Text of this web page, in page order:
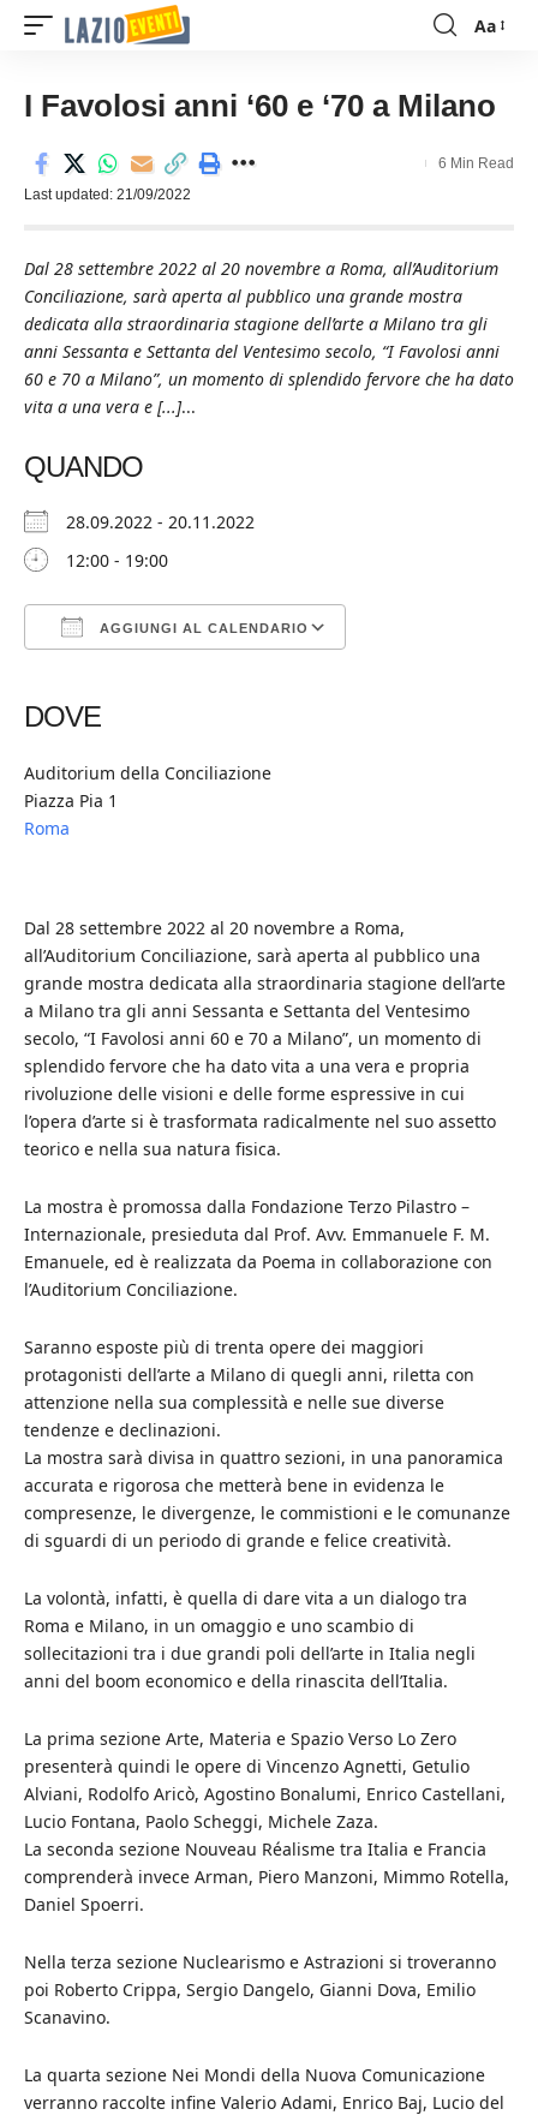
Font
Aa
I Favolosi anni ‘60 e ‘70 a Milano
Last updated: 21/09/2022
6 Min Read
Dal 28 settembre 2022 al 20 novembre a Roma, all’Auditorium
Conciliazione, sarà aperta al pubblico una grande mostra
dedicata alla straordinaria stagione dell’arte a Milano tra gli
anni Sessanta e Settanta del Ventesimo secolo, “I Favolosi anni
60 e 70 a Milano”, un momento di splendido fervore che ha dato
vita a una vera e [...]...
QUANDO
28.09.2022 - 20.11.2022
12:00 - 19:00
AGGIUNGI AL CALENDARIO
DOVE
Auditorium della Conciliazione
Piazza Pia 1
Roma
Dal 28 settembre 2022 al 20 novembre a Roma,
all’Auditorium Conciliazione, sarà aperta al pubblico una
grande mostra dedicata alla straordinaria stagione dell’arte
a Milano tra gli anni Sessanta e Settanta del Ventesimo
secolo, “I Favolosi anni 60 e 70 a Milano”, un momento di
splendido fervore che ha dato vita a una vera e propria
rivoluzione delle visioni e delle forme espressive in cui
l’opera d’arte si è trasformata radicalmente nel suo assetto
teorico e nella sua natura fisica.
La mostra è promossa dalla Fondazione Terzo Pilastro –
Internazionale, presieduta dal Prof. Avv. Emmanuele F. M.
Emanuele, ed è realizzata da Poema in collaborazione con
l’Auditorium Conciliazione.
Saranno esposte più di trenta opere dei maggiori
protagonisti dell’arte a Milano di quegli anni, riletta con
attenzione nella sua complessità e nelle sue diverse
tendenze e declinazioni.
La mostra sarà divisa in quattro sezioni, in una panoramica
accurata e rigorosa che metterà bene in evidenza le
compresenze, le divergenze, le commistioni e le comunanze
di sguardi di un periodo di grande e felice creatività.
La volontà, infatti, è quella di dare vita a un dialogo tra
Roma e Milano, in un omaggio e uno scambio di
sollecitazioni tra i due grandi poli dell’arte in Italia negli
anni del boom economico e della rinascita dell’Italia.
La prima sezione Arte, Materia e Spazio Verso Lo Zero
presenterà quindi le opere di Vincenzo Agnetti, Getulio
Alviani, Rodolfo Aricò, Agostino Bonalumi, Enrico Castellani,
Lucio Fontana, Paolo Scheggi, Michele Zaza.
La seconda sezione Nouveau Réalisme tra Italia e Francia
comprenderà invece Arman, Piero Manzoni, Mimmo Rotella,
Daniel Spoerri.
Nella terza sezione Nuclearismo e Astrazioni si troveranno
poi Roberto Crippa, Sergio Dangelo, Gianni Dova, Emilio
Scanavino.
La quarta sezione Nei Mondi della Nuova Comunicazione
verranno raccolte infine Valerio Adami, Enrico Baj, Lucio del